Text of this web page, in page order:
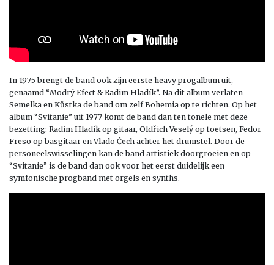
In 1975 brengt de band ook zijn eerste heavy progalbum uit,
genaamd “Modrý Efect & Radim Hladík”. Na dit album verlaten
Semelka en Kůstka de band om zelf Bohemia op te richten. Op het
album “Svitanie” uit 1977 komt de band dan ten tonele met deze
bezetting: Radim Hladík op gitaar, Oldřich Veselý op toetsen, Fedor
Freso op basgitaar en Vlado Čech achter het drumstel. Door de
personeelswisselingen kan de band artistiek doorgroeien en op
“Svitanie” is de band dan ook voor het eerst duidelijk een
symfonische progband met orgels en synths.